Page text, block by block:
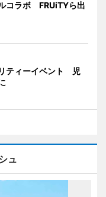
コラボ FRUiTYら出
ティーイベント 児
ュ